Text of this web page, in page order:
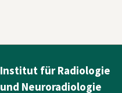
Institut für Radiologie
und Neuroradiologie